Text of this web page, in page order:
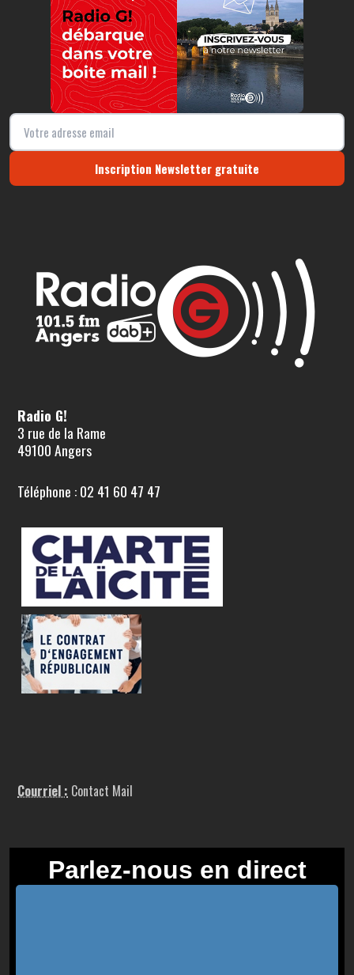
Inscription Newsletter gratuite
Radio G!
3 rue de la Rame
49100 Angers
Téléphone : 02 41 60 47 47
Courriel : Contact Mail